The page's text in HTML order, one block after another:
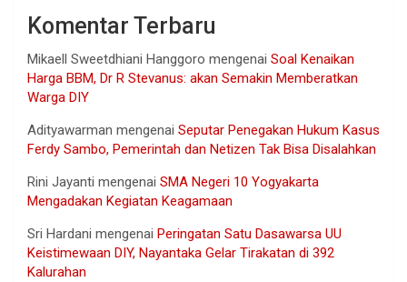
Komentar Terbaru
Mikaell Sweetdhiani Hanggoro mengenai Soal Kenaikan
Harga BBM, Dr R Stevanus: akan Semakin Memberatkan
Warga DIY
Adityawarman mengenai Seputar Penegakan Hukum Kasus
Ferdy Sambo, Pemerintah dan Netizen Tak Bisa Disalahkan
Rini Jayanti mengenai SMA Negeri 10 Yogyakarta
Mengadakan Kegiatan Keagamaan
Sri Hardani mengenai Peringatan Satu Dasawarsa UU
Keistimewaan DIY, Nayantaka Gelar Tirakatan di 392
Kalurahan